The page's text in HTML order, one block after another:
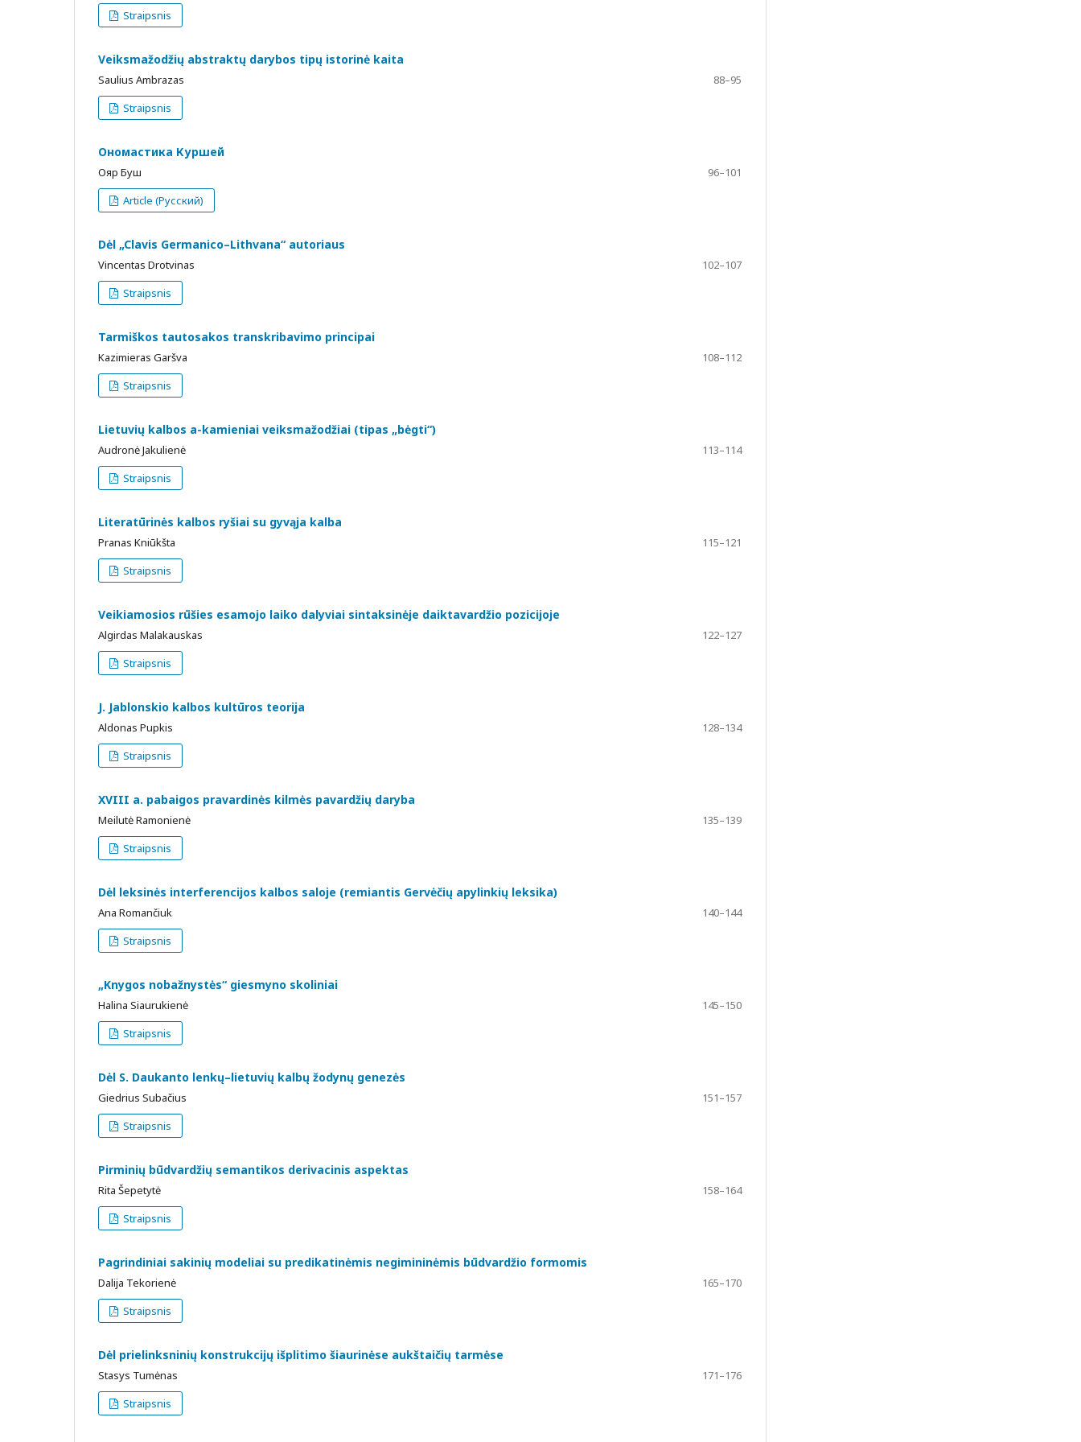
Straipsnis
Veiksmažodžių abstraktų darybos tipų istorinė kaita
Saulius Ambrazas
88–95
Straipsnis
Ономастика Куршей
Ояр Буш
96–101
Article (Русский)
Dėl „Clavis Germanico–Lithvana“ autoriaus
Vincentas Drotvinas
102–107
Straipsnis
Tarmiškos tautosakos transkribavimo principai
Kazimieras Garšva
108–112
Straipsnis
Lietuvių kalbos a-kamieniai veiksmažodžiai (tipas „bėgti“)
Audronė Jakulienė
113–114
Straipsnis
Literatūrinės kalbos ryšiai su gyvąja kalba
Pranas Kniūkšta
115–121
Straipsnis
Veikiamosios rūšies esamojo laiko dalyviai sintaksinėje daiktavardžio pozicijoje
Algirdas Malakauskas
122–127
Straipsnis
J. Jablonskio kalbos kultūros teorija
Aldonas Pupkis
128–134
Straipsnis
XVIII a. pabaigos pravardinės kilmės pavardžių daryba
Meilutė Ramonienė
135–139
Straipsnis
Dėl leksinės interferencijos kalbos saloje (remiantis Gervėčių apylinkių leksika)
Ana Romančiuk
140–144
Straipsnis
„Knygos nobažnystės“ giesmyno skoliniai
Halina Siaurukienė
145–150
Straipsnis
Dėl S. Daukanto lenkų–lietuvių kalbų žodynų genezės
Giedrius Subačius
151–157
Straipsnis
Pirminių būdvardžių semantikos derivacinis aspektas
Rita Šepetytė
158–164
Straipsnis
Pagrindiniai sakinių modeliai su predikatinėmis negimininėmis būdvardžio formomis
Dalija Tekorienė
165–170
Straipsnis
Dėl prielinksninių konstrukcijų išplitimo šiaurinėse aukštaičių tarmėse
Stasys Tumėnas
171–176
Straipsnis